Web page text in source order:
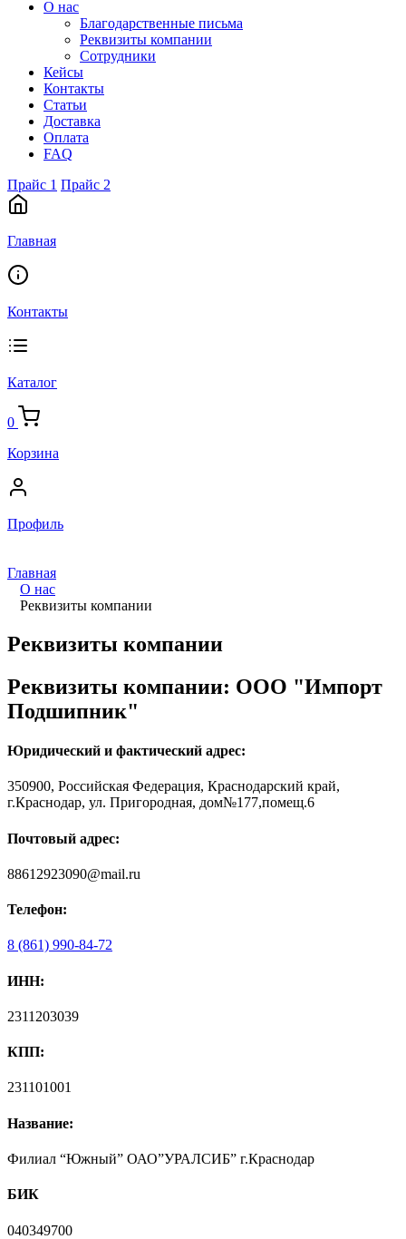
О нас
Благодарственные письма
Реквизиты компании
Сотрудники
Кейсы
Контакты
Статьи
Доставка
Оплата
FAQ
Прайс 1 Прайс 2
Главная
Контакты
Каталог
0
Корзина
Профиль
Главная
О нас
Реквизиты компании
Реквизиты компании
Реквизиты компании: ООО "Импорт
Подшипник"
Юридический и фактический адрес:
350900, Российская Федерация, Краснодарский край,
г.Краснодар, ул. Пригородная, дом№177,помещ.6
Почтовый адрес:
88612923090@mail.ru
Телефон:
8 (861) 990-84-72
ИНН:
2311203039
КПП:
231101001
Название:
Филиал “Южный” ОАО”УРАЛСИБ” г.Краснодар
БИК
040349700